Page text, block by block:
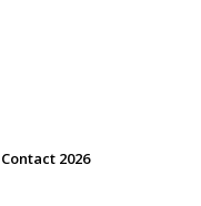
2026